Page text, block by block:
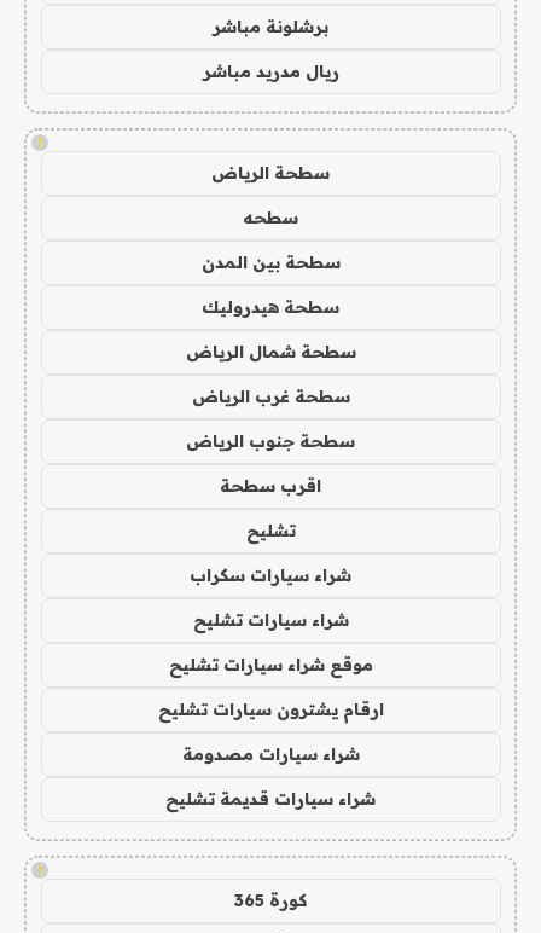
برشلونة مباشر
ريال مدريد مباشر
!
سطحة الرياض
سطحه
سطحة بين المدن
سطحة هيدروليك
سطحة شمال الرياض
سطحة غرب الرياض
سطحة جنوب الرياض
اقرب سطحة
تشليح
شراء سيارات سكراب
شراء سيارات تشليح
موقع شراء سيارات تشليح
ارقام يشترون سيارات تشليح
شراء سيارات مصدومة
شراء سيارات قديمة تشليح
!
كورة 365